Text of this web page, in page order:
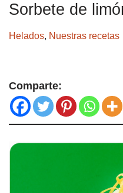
Sorbete de
Helados, Nuestras recetas
Comparte: